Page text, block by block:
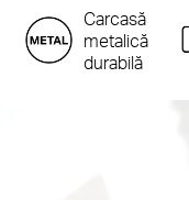
Carcasă
metalică
durabilă